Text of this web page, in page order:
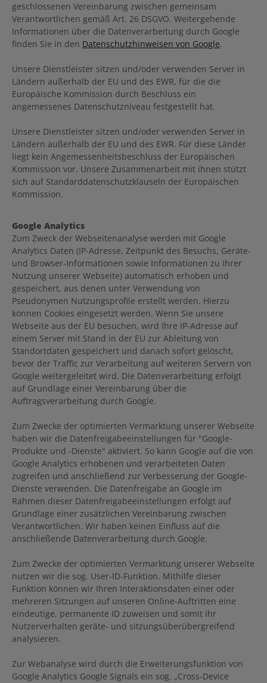
geschlossenen Vereinbarung zwischen gemeinsam
Verantwortlichen gemäß Art. 26 DSGVO. Weitergehende
Informationen über die Datenverarbeitung durch Google
finden Sie in den Datenschutzhinweisen von Google.
Unsere Dienstleister sitzen und/oder verwenden Server in
Ländern außerhalb der EU und des EWR, für die die
Europäische Kommission durch Beschluss ein
angemessenes Datenschutzniveau festgestellt hat.
Unsere Dienstleister sitzen und/oder verwenden Server in
Ländern außerhalb der EU und des EWR. Für diese Länder
liegt kein Angemessenheitsbeschluss der Europäischen
Kommission vor. Unsere Zusammenarbeit mit ihnen stützt
sich auf Standarddatenschutzklauseln der Europäischen
Kommission.
Google Analytics
Zum Zweck der Webseitenanalyse werden mit Google
Analytics Daten (IP-Adresse, Zeitpunkt des Besuchs, Geräte-
und Browser-Informationen sowie Informationen zu Ihrer
Nutzung unserer Webseite) automatisch erhoben und
gespeichert, aus denen unter Verwendung von
Pseudonymen Nutzungsprofile erstellt werden. Hierzu
können Cookies eingesetzt werden. Wenn Sie unsere
Webseite aus der EU besuchen, wird Ihre IP-Adresse auf
einem Server mit Stand in der EU zur Ableitung von
Standortdaten gespeichert und danach sofort gelöscht,
bevor der Traffic zur Verarbeitung auf weiteren Servern von
Google weitergeleitet wird. Die Datenverarbeitung erfolgt
auf Grundlage einer Vereinbarung über die
Auftragsverarbeitung durch Google.
Zum Zwecke der optimierten Vermarktung unserer Webseite
haben wir die Datenfreigabeeinstellungen für "Google-
Produkte und -Dienste" aktiviert. So kann Google auf die von
Google Analytics erhobenen und verarbeiteten Daten
zugreifen und anschließend zur Verbesserung der Google-
Dienste verwenden. Die Datenfreigabe an Google im
Rahmen dieser Datenfreigabeeinstellungen erfolgt auf
Grundlage einer zusätzlichen Vereinbarung zwischen
Verantwortlichen. Wir haben keinen Einfluss auf die
anschließende Datenverarbeitung durch Google.
Zum Zwecke der optimierten Vermarktung unserer Webseite
nutzen wir die sog. User-ID-Funktion. Mithilfe dieser
Funktion können wir Ihren Interaktionsdaten einer oder
mehreren Sitzungen auf unseren Online-Auftritten eine
eindeutige, permanente ID zuweisen und somit Ihr
Nutzerverhalten geräte- und sitzungsüberübergreifend
analysieren.
Zur Webanalyse wird durch die Erweiterungsfunktion von
Google Analytics Google Signals ein sog. „Cross-Device